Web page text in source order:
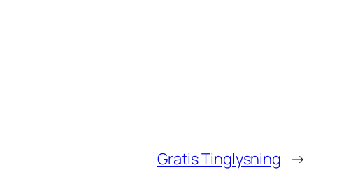
Gratis Tinglysning →